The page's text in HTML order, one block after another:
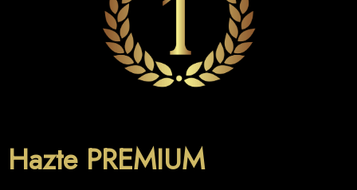
Hazte PREMIUM